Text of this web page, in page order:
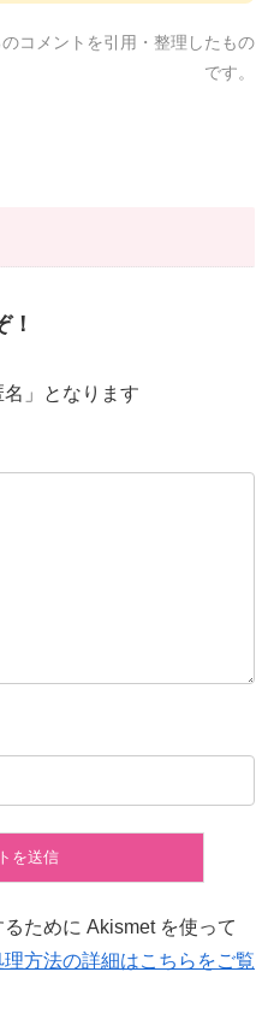
コメントを引用・整理したもの
です。
！
」となります
ために Akismet を使って
方法の詳細はこちらをご覧